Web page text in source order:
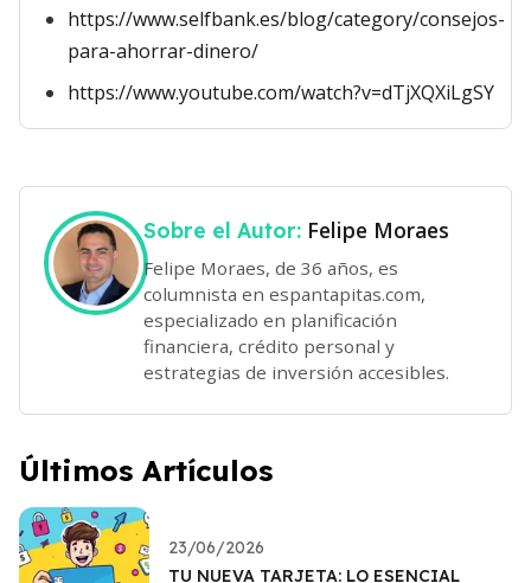
https://www.selfbank.es/blog/category/consejos-
para-ahorrar-dinero/
https://www.youtube.com/watch?v=dTjXQXiLgSY
Sobre el Autor: Felipe Moraes
Felipe Moraes, de 36 años, es
columnista en espantapitas.com,
especializado en planificación
financiera, crédito personal y
estrategias de inversión accesibles.
Últimos Artículos
23/06/2026
TU NUEVA TARJETA: LO ESENCIAL